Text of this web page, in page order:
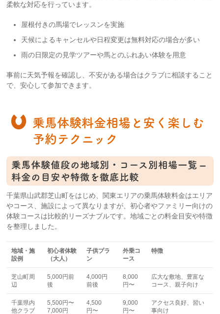
柔軟な対応を行っています。
屋根付きの馬場でレッスンを実施
天候によるキャンセルや日程変更は無料対応の場合が多い
雨の日限定の見学ツアーや馬とのふれあい体験を用意
事前に天気予報を確認し、不安がある場合はクラブに相談すること
で、安心して参加できます。
乗馬体験料金相場と安く楽しむ
予約テクニック
乗馬体験値段の地域別・コース別相場一覧 –
料金の目安や特徴を徹底比較
千葉県山武郡芝山町をはじめ、関東エリアの乗馬体験料金はエリア
やコース、施設によって異なりますが、初心者やファミリー向けの
体験コースは比較的リーズナブルです。地域ごとの料金目安や特徴
を整理しました。
地域・施
設例
初心者体験
（大人）
子供プラ
ン
外乗コ
ース
特徴
芝山町周
辺
5,000円前
後
4,000円
前後
8,000
円〜
広大な敷地、豊富な
コース、親子向け
千葉県内
他クラブ
5,500円〜
7,000円
4,500
円〜
9,000
円〜
アクセス良好、習い
事向け